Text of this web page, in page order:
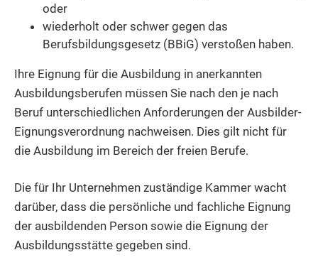
oder
wiederholt oder schwer gegen das
Berufsbildungsgesetz (BBiG) verstoßen haben.
Ihre Eignung für die Ausbildung in anerkannten
Ausbildungsberufen müssen Sie nach den je nach
Beruf unterschiedlichen Anforderungen der Ausbilder-
Eignungsverordnung nachweisen. Dies gilt nicht für
die Ausbildung im Bereich der freien Berufe.
Die für Ihr Unternehmen zuständige Kammer wacht
darüber, dass die persönliche und fachliche Eignung
der ausbildenden Person sowie die Eignung der
Ausbildungsstätte gegeben sind.